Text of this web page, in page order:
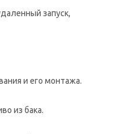
запуск,
и его монтажа.
из бака.